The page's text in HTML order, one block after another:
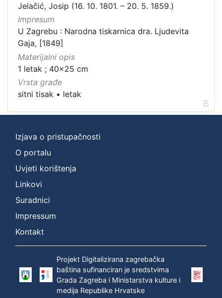
Jelačić, Josip (16. 10. 1801. – 20. 5. 1859.)
Impresum
U Zagrebu : Narodna tiskarnica dra. Ljudevita
Gaja, [1849]
Materijalni opis
1 letak ; 40x25 cm
Vrsta građe
sitni tisak • letak
6
Izjava o pristupačnosti
O portalu
Uvjeti korištenja
Linkovi
Suradnici
Impressum
Kontakt
Projekt Digitalizirana zagrebačka
baština sufinanciran je sredstvima
Grada Zagreba i Ministarstva kulture i
medija Republike Hrvatske